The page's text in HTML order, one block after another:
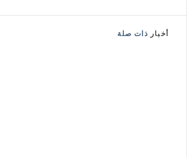
أخبار ذات صلة